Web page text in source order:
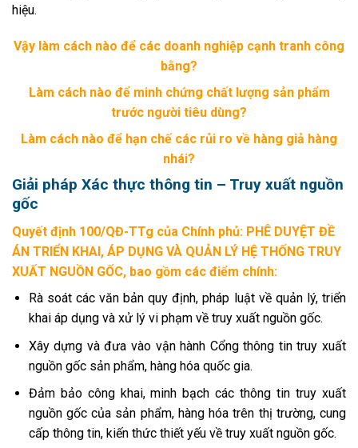
hiệu.
Vậy làm cách nào để các doanh nghiệp cạnh tranh công
bằng?
Làm cách nào để minh chứng chất lượng sản phẩm
trước người tiêu dùng?
Làm cách nào để hạn chế các rủi ro về hàng giả hàng
nhái?
Giải pháp Xác thực thông tin – Truy xuất nguồn
gốc
Quyết định 100/QĐ-TTg của Chính phủ: PHÊ DUYỆT ĐỀ
ÁN TRIỂN KHAI, ÁP DỤNG VÀ QUẢN LÝ HỆ THỐNG TRUY
XUẤT NGUỒN GỐC, bao gồm các điểm chính:
Rà soát các văn bản quy định, pháp luật về quản lý, triển
khai áp dụng và xử lý vi phạm về truy xuất nguồn gốc.
Xây dựng và đưa vào vận hành Cổng thông tin truy xuất
nguồn gốc sản phẩm, hàng hóa quốc gia.
Đảm bảo công khai, minh bạch các thông tin truy xuất
nguồn gốc của sản phẩm, hàng hóa trên thị trường, cung
cấp thông tin, kiến thức thiết yếu về truy xuất nguồn gốc.